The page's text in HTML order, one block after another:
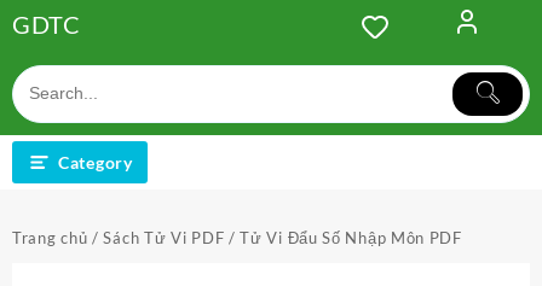
to
content
GDTC
Category
Trang chủ /Sách Tử Vi PDF / Tử Vi Đẩu Số Nhập Môn PDF